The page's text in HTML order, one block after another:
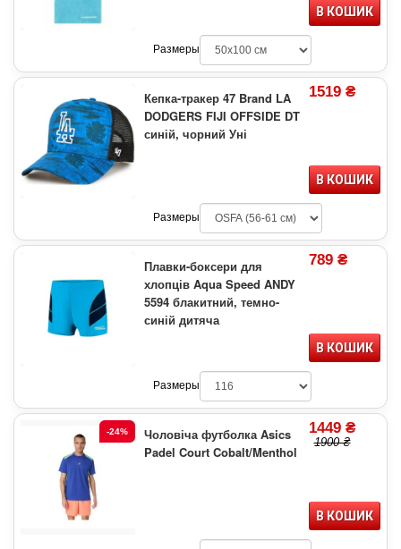
В КОШИК
Размеры
Кепка-тракер 47 Brand LA
DODGERS FIJI OFFSIDE DT
синій, чорний Уні
1519 ₴
В КОШИК
Размеры
Плавки-боксери для
хлопців Aqua Speed ANDY
5594 блакитний, темно-
синій дитяча
789 ₴
В КОШИК
Размеры
-24%
Чоловіча футболка Asics
Padel Court Cobalt/Menthol
1449 ₴
1900 ₴
В КОШИК